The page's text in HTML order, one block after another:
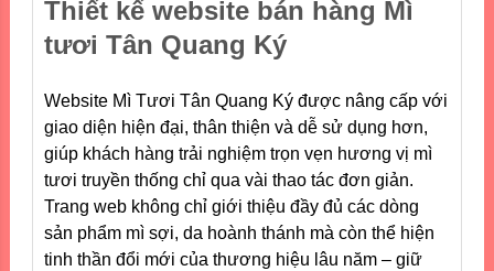
Thiết kế website bán hàng Mì
tươi Tân Quang Ký
Website Mì Tươi Tân Quang Ký được nâng cấp với
giao diện hiện đại, thân thiện và dễ sử dụng hơn,
giúp khách hàng trải nghiệm trọn vẹn hương vị mì
tươi truyền thống chỉ qua vài thao tác đơn giản.
Trang web không chỉ giới thiệu đầy đủ các dòng
sản phẩm mì sợi, da hoành thánh mà còn thể hiện
tinh thần đổi mới của thương hiệu lâu năm – giữ